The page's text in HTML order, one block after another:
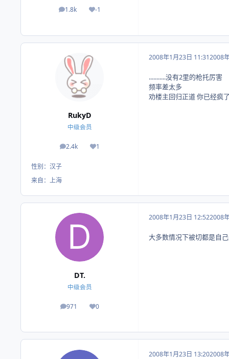
1.8k
帖子 -1
荣誉积分
RukyD
中级会员
2.4k
帖子 1
荣誉积分
性别： 汉子
来自： 上海
2008年1月23日 11:312008
...........没有2里的枪托厉害
频率差太多
劝楼主回归正道 你已经疯了
DT.
中级会员
971
帖子 0
荣誉积分
2008年1月23日 12:522008
大多数情况下被切都是自
2008年1月23日 13:202008